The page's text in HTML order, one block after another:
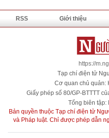
RSS Giới thiệu
https://
Tạp chí điện tử
Cơ quan chủ quản:
Giấy phép số 80/GP-BTTTT
Tổng biên tập:
Bản quyền thuộc Tạp chí điện tử
và Pháp luật. Chỉ được phép dẫn